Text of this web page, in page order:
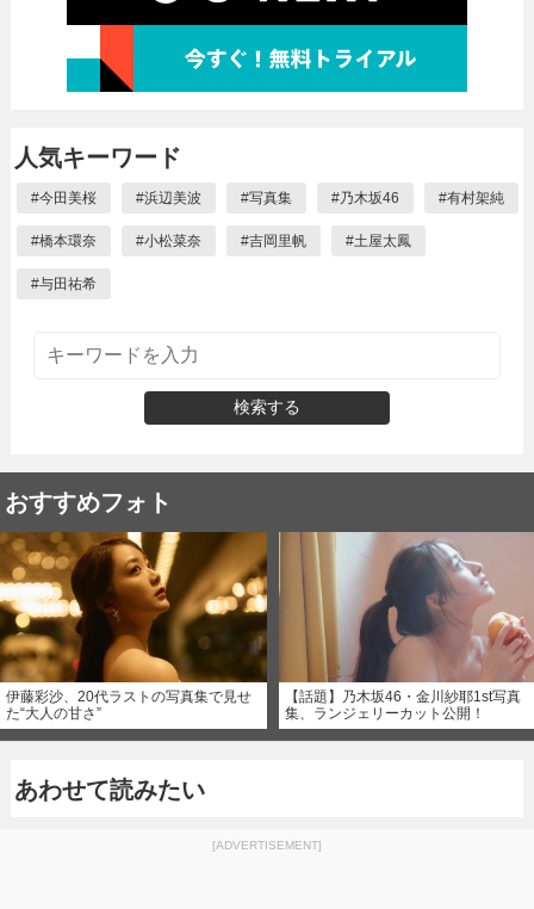
人気キーワード
#今田美桜 #浜辺美波 #写真集 #乃木坂46 #有村架純
#橋本環奈 #小松菜奈 #吉岡里帆 #土屋太鳳
#与田祐希
検索する
おすすめフォト
伊藤彩沙、20代ラストの写真集で見せ
た“大人の甘さ”
【話題】乃木坂46・金川紗耶1st写真
集、ランジェリーカット公開！
あわせて読みたい
[ADVERTISEMENT]